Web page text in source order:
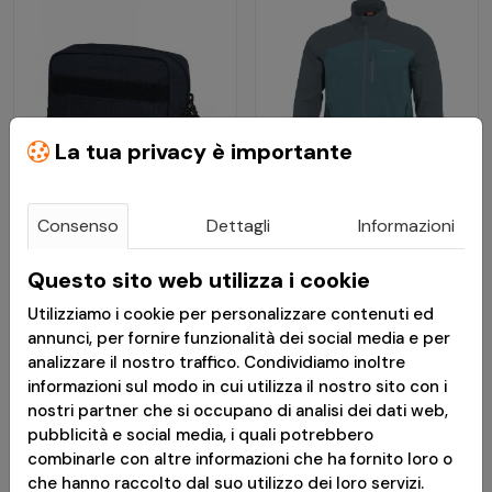
€ 19,90
Tasca tattica Oscar
Utility - Midnight Blue -
Pentagon
Disponibile
€ 72,50
Giacca Softshell
Antivento Elite Light
Charcoal Blue -
Pentagon
Disponibile
Messaggio pubblicitario con finalità promozionale.Paga in 3
La tua privacy è importante
Consenso Dettagli Informazioni
Questo sito web utilizza i cookie
Utilizziamo i cookie per personalizzare contenuti ed
annunci, per fornire funzionalità dei social media e per
analizzare il nostro traffico. Condividiamo inoltre
informazioni sul modo in cui utilizza il nostro sito con i
nostri partner che si occupano di analisi dei dati web,
pubblicità e social media, i quali potrebbero
combinarle con altre informazioni che ha fornito loro o
che hanno raccolto dal suo utilizzo dei loro servizi.